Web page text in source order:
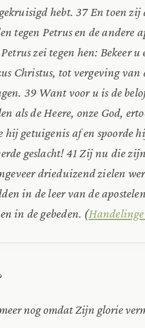
hebt. 37 En toen
tegen Petrus en de andere
zei tegen hen: Bekeer
Christus, tot vergeving van
39 Want voor u is de
als de Heere, onze God,
hij getuigenis af en spoorde
geslacht! 41 Zij nu die
drieduizend zielen
in de leer van de
in de gebeden. (
nog omdat Zijn glorie